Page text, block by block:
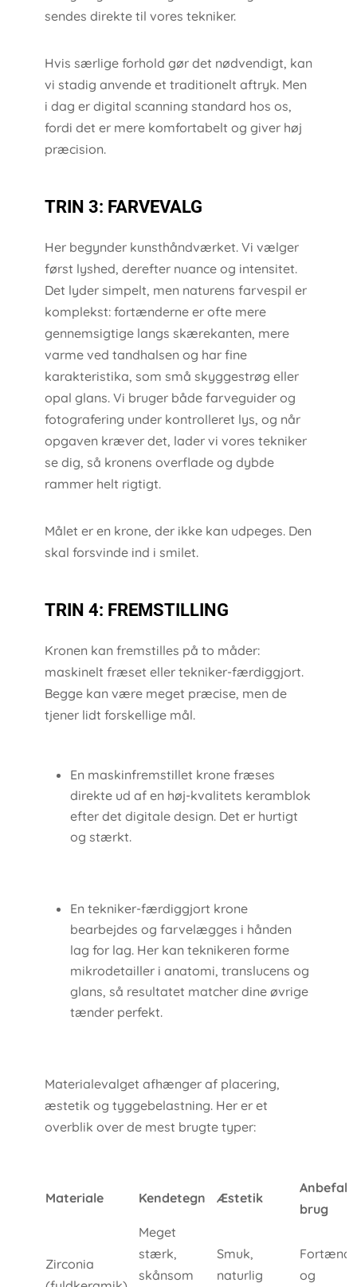
sendes direkte til vores tekniker.
Hvis særlige forhold gør det nødvendigt, kan
vi stadig anvende et traditionelt aftryk. Men
i dag er digital scanning standard hos os,
fordi det er mere komfortabelt og giver høj
præcision.
TRIN 3: FARVEVALG
Her begynder kunsthåndværket. Vi vælger
først lyshed, derefter nuance og intensitet.
Det lyder simpelt, men naturens farvespil er
komplekst: fortænderne er ofte mere
gennemsigtige langs skærekanten, mere
varme ved tandhalsen og har fine
karakteristika, som små skyggestrøg eller
opal glans. Vi bruger både farveguider og
fotografering under kontrolleret lys, og når
opgaven kræver det, lader vi vores tekniker
se dig, så kronens overflade og dybde
rammer helt rigtigt.
Målet er en krone, der ikke kan udpeges. Den
skal forsvinde ind i smilet.
TRIN 4: FREMSTILLING
Kronen kan fremstilles på to måder:
maskinelt fræset eller tekniker-færdiggjort.
Begge kan være meget præcise, men de
tjener lidt forskellige mål.
En maskinfremstillet krone fræses
direkte ud af en høj-kvalitets keramblok
efter det digitale design. Det er hurtigt
og stærkt.
En tekniker-færdiggjort krone
bearbejdes og farvelægges i hånden
lag for lag. Her kan teknikeren forme
mikrodetailler i anatomi, translucens og
glans, så resultatet matcher dine øvrige
tænder perfekt.
Materialevalget afhænger af placering,
æstetik og tyggebelastning. Her er et
overblik over de mest brugte typer:
Materiale Kendetegn Æstetik
brug
Zirconia
Meget
stærk,
skånsom
Smuk,
naturlig
og